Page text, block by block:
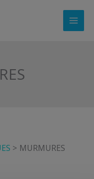
MURMURES